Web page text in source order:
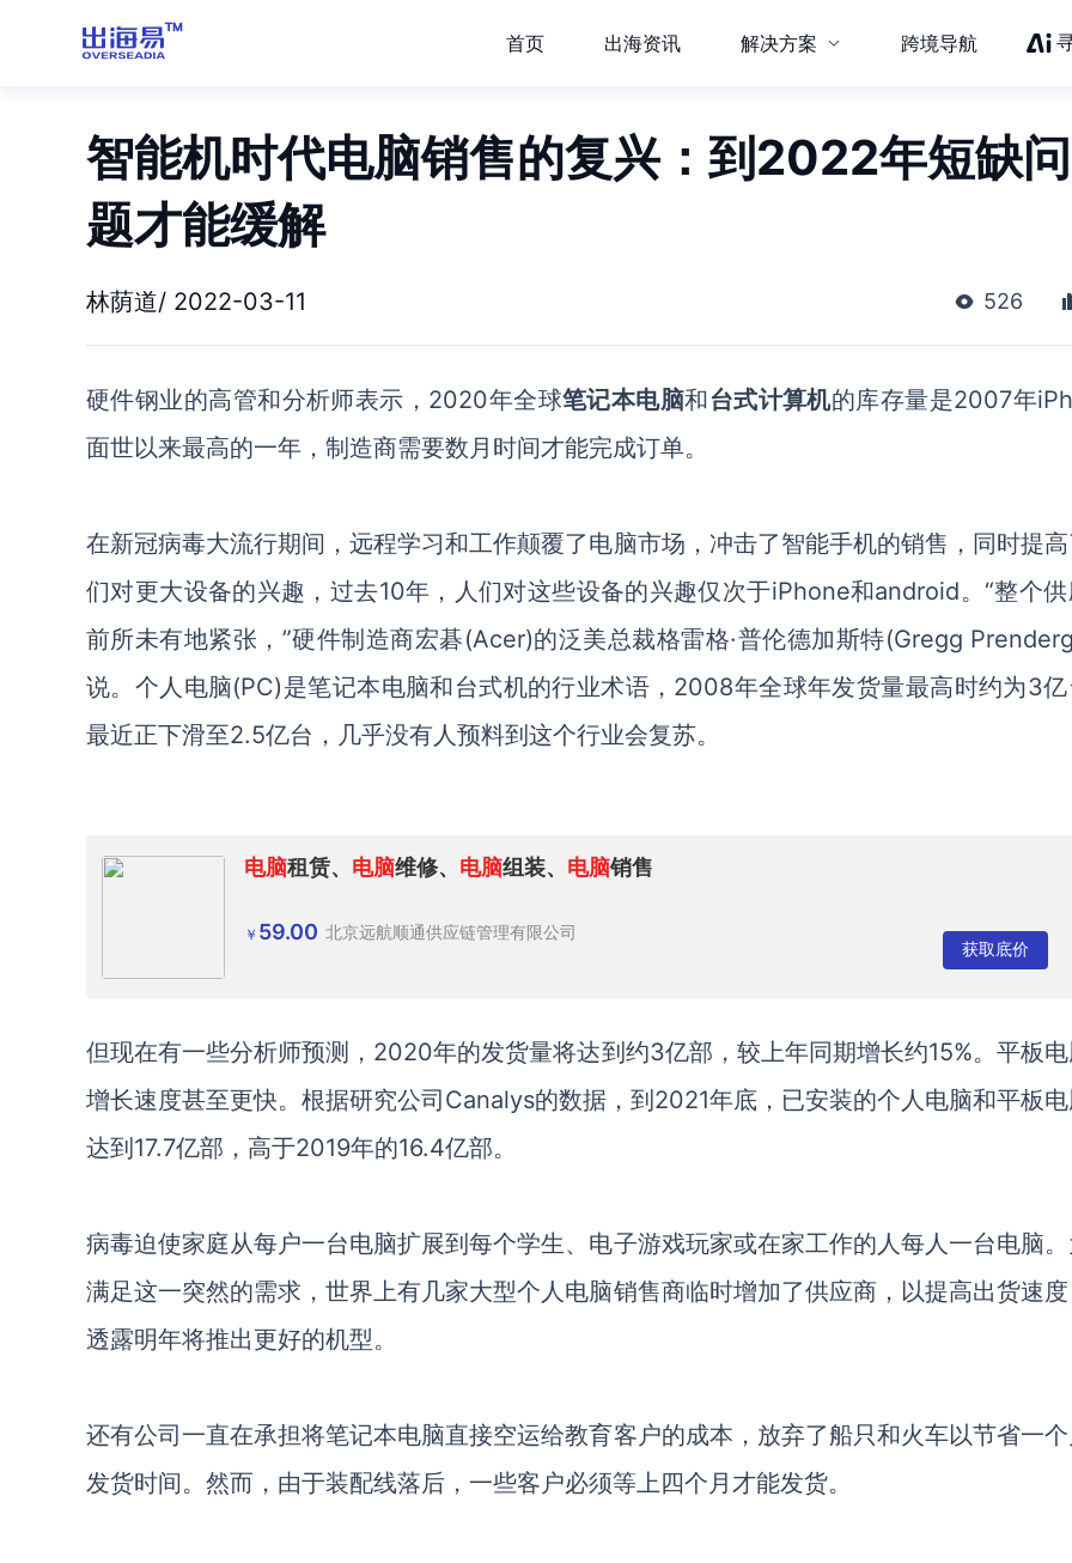
首页 出海资讯 解决方案 跨境导航
智能机时代电脑销售的复兴：到2022年短缺问
题才能缓解
林荫道/ 2022-03-11 526
硬件钢业的高管和分析师表示， 2020年全球笔记本电脑和台式计算机的库存量是2007年
面世以来最高的一年，制造商需要数月时间才能完成订单。
在新冠病毒大流行期间，远程学习和工作颠覆了电脑市场，冲击了智能手机的销售，同时提
们对更大设备的兴趣，过去10年，人们对这些设备的兴趣仅次于iPhone和android。“整个
前所未有地紧张，”硬件制造商宏碁(Acer)的泛美总裁格雷格·普伦德加斯特(Gregg
说。个人电脑(PC)是笔记本电脑和台式机的行业术语，2008年全球年发货量最高时约为3
最近正下滑至2.5亿台，几乎没有人预料到这个行业会复苏。
电脑租赁、 电脑维修、 电脑组装、 电脑销售
￥ 59.00 北京远航顺通供应链管理有限公司
获取底价
但现在有一些分析师预测， 2020年的发货量将达到约3亿部，较上年同期增长约15%。平板
增长速度甚至更快。根据研究公司Canalys的数据，到2021年底，已安装的个人电脑和平板
达到17.7亿部，高于2019年的16.4亿部。
病毒迫使家庭从每户一台电脑扩展到每个学生、电子游戏玩家或在家工作的人每人一台电脑
满足这一突然的需求，世界上有几家大型个人电脑销售商临时增加了供应商，以提高出货速
透露明年将推出更好的机型。
还有公司一直在承担将笔记本电脑直接空运给教育客户的成本，放弃了船只和火车以节省一
发货时间。然而，由于装配线落后，一些客户必须等上四个月才能发货。